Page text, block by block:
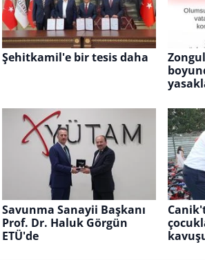
Şehitkamil'e bir tesis daha
Savunma Sanayii Başkanı
Prof. Dr. Haluk Görgün
ETÜ'de